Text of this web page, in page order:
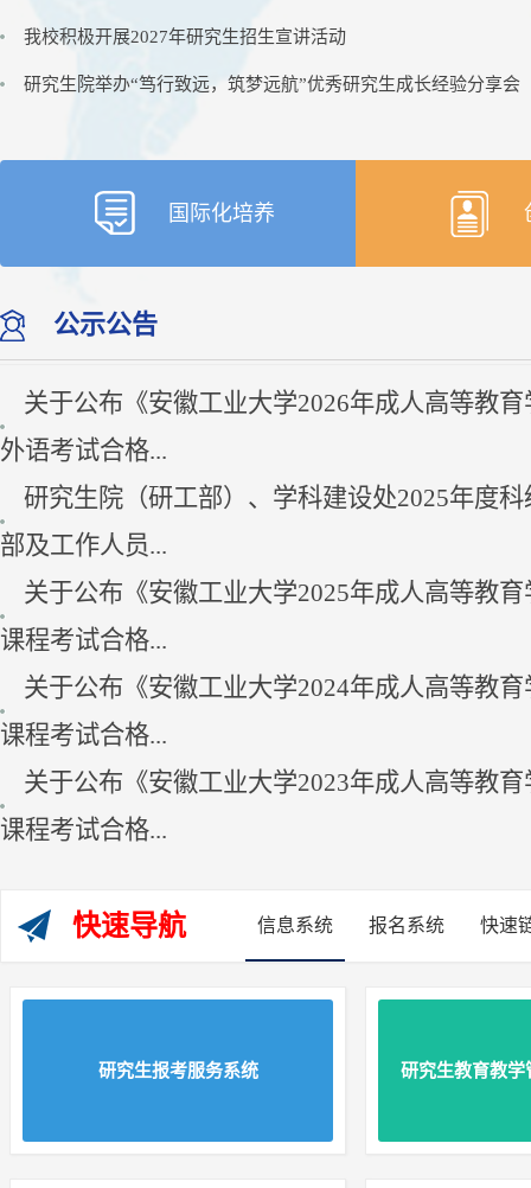
我校积极开展2027年研究生招生宣讲活动
研究生院举办“笃行致远，筑梦远航”优秀研究生成长经验分享会
国际化培养
公示公告
关于公布《安徽工业大学2026年成人高等教育
外语考试合格...
研究生院（研工部）、学科建设处2025年度科
部及工作人员...
关于公布《安徽工业大学2025年成人高等教育
课程考试合格...
关于公布《安徽工业大学2024年成人高等教育
课程考试合格...
关于公布《安徽工业大学2023年成人高等教育
课程考试合格...
快速导航 信息系统 报名系统 快速
研究生报考服务系统 研究生教育教学